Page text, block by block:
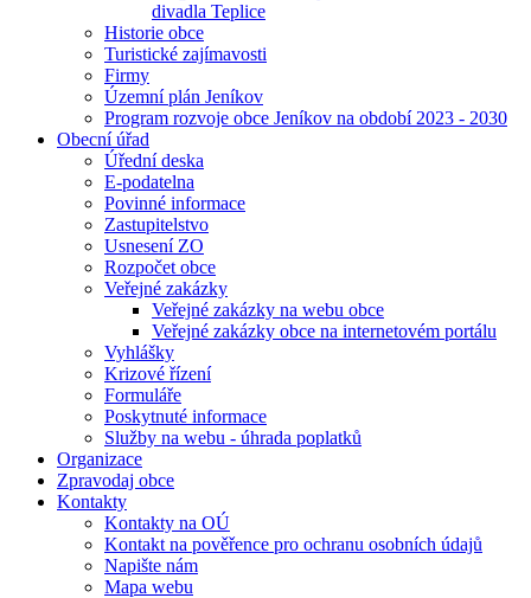
divadla Teplice
Historie obce
Turistické zajímavosti
Firmy
Územní plán Jeníkov
Program rozvoje obce Jeníkov na období 2023 - 2030
Obecní úřad
Úřední deska
E-podatelna
Povinné informace
Zastupitelstvo
Usnesení ZO
Rozpočet obce
Veřejné zakázky
Veřejné zakázky na webu obce
Veřejné zakázky obce na internetovém portálu
Vyhlášky
Krizové řízení
Formuláře
Poskytnuté informace
Služby na webu - úhrada poplatků
Organizace
Zpravodaj obce
Kontakty
Kontakty na OÚ
Kontakt na pověřence pro ochranu osobních údajů
Napište nám
Mapa webu